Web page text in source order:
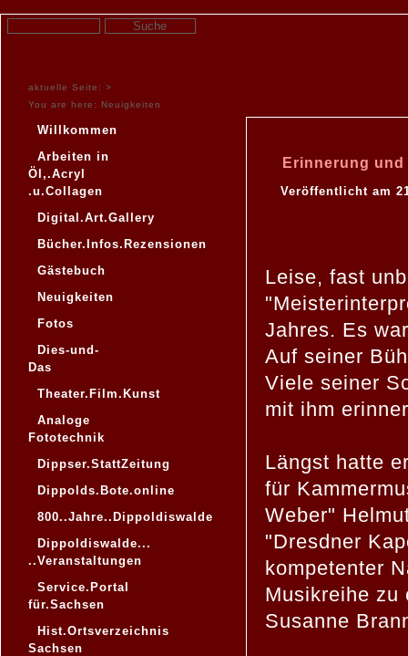
aktuelle Seite: >
You are here: Neuigkeiten
Willkommen
Arbeiten in
Öl,.Acryl
.u.Collagen
Digital.Art.Gallery
Bücher.Infos.Rezensionen
Gästebuch
Neuigkeiten
Fotos
Dies-und-
Das
Theater.Film.Kunst
Analoge
Fototechnik
Dippser.StattZeitung
Dippolds.Bote.online
800..Jahre..Dippoldiswalde
Dippoldiswalde...
..Veranstaltungen
Service.Portal
für.Sachsen
Hist.Ortsverzeichnis
Sachsen
Erinnerung und
Veröffentlicht am
Leise, fast
Jahres. Es
Auf seiner
Viele seiner
mit ihm
Längst hatte
für
Weber"
"Dresdner
kompetenter
Musikreihe zu
Susanne